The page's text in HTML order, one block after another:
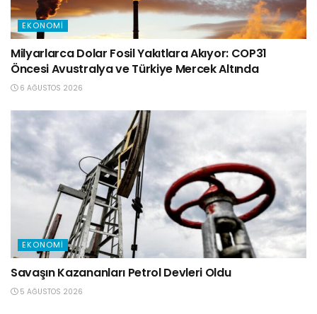
EKONOMI
Milyarlarca Dolar Fosil Yakıtlara Akıyor: COP31
Öncesi Avustralya ve Türkiye Mercek Altında
6 AĞUSTOS 2026
EKONOMI
Savaşın Kazananları Petrol Devleri Oldu
5 AĞUSTOS 2026